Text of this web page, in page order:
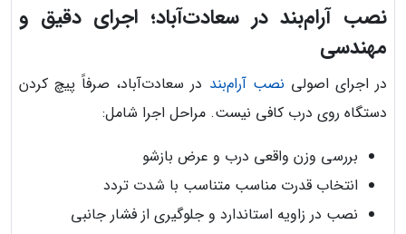
نصب آرام‌بند در سعادت‌آباد؛ اجرای دقیق و
مهندسی
در اجرای اصولی نصب آرام‌بند در سعادت‌آباد، صرفاً پیچ کردن
دستگاه روی درب کافی نیست. مراحل اجرا شامل:
بررسی وزن واقعی درب و عرض بازشو
انتخاب قدرت مناسب متناسب با شدت تردد
نصب در زاویه استاندارد و جلوگیری از فشار جانبی